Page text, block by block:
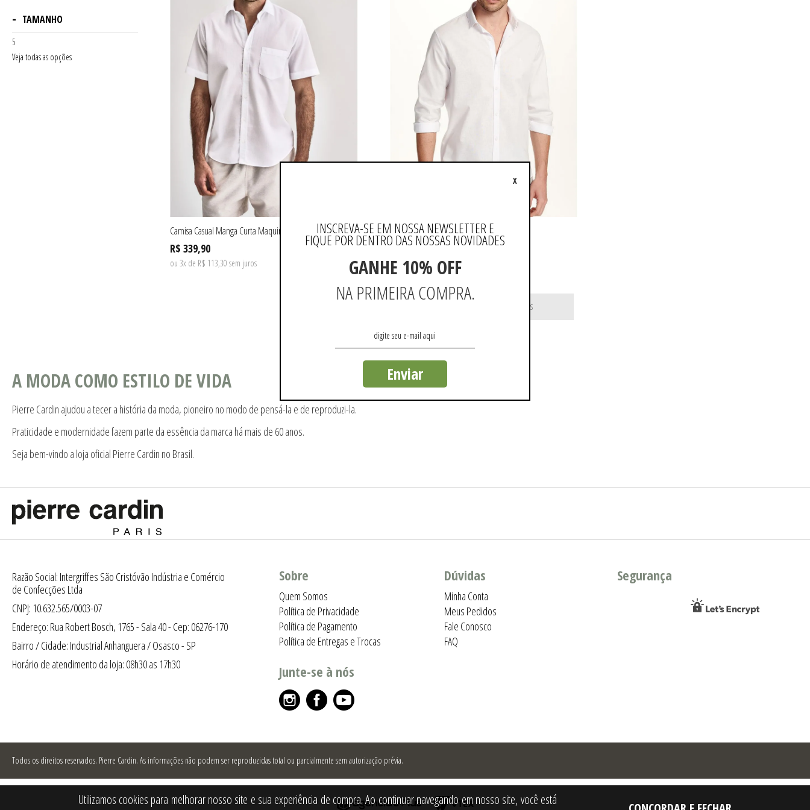
TAMANHO
5
Veja todas as opções
Camisa Casual Manga Curta Maquinetada
R$ 339,90
ou 3x de R$ 113,30 sem juros
Camisa Casual Manga Longa Lisa
R$ 459,90
ou 4x de R$ 114,97 sem juros
Não existem mais resultados
Utilizamos cookies para melhorar nosso site e sua experiência de compra. Ao continuar navegando em nosso site, você está
A MODA COMO ESTILO DE VIDA
Pierre Cardin ajudou a tecer a história da moda, pioneiro no modo de pensá-la e de reproduzi-la.
Praticidade e modernidade fazem parte da essência da marca há mais de 60 anos.
Seja bem-vindo a loja oficial Pierre Cardin no Brasil.
Razão Social: Intergriffes São Cristóvão Indústria e Comércio
de Confecções Ltda
CNPJ: 10.632.565/0003-07
Endereço: Rua Robert Bosch, 1765 - Sala 40 - Cep: 06276-170
Bairro / Cidade: Industrial Anhanguera / Osasco - SP
Horário de atendimento da loja: 08h30 as 17h30
Sobre
Quem Somos
Política de Privacidade
Política de Pagamento
Política de Entregas e Trocas
Junte-se à nós
Dúvidas
Minha Conta
Meus Pedidos
Fale Conosco
FAQ
Segurança
Todos os direitos reservados. Pierre Cardin. As informações não podem ser reproduzidas total ou parcialmente sem autorização prévia.
INSCREVA-SE EM NOSSA NEWSLETTER E
FIQUE POR DENTRO DAS NOSSAS NOVIDADES
GANHE 10% OFF
NA PRIMEIRA COMPRA.
Enviar
X